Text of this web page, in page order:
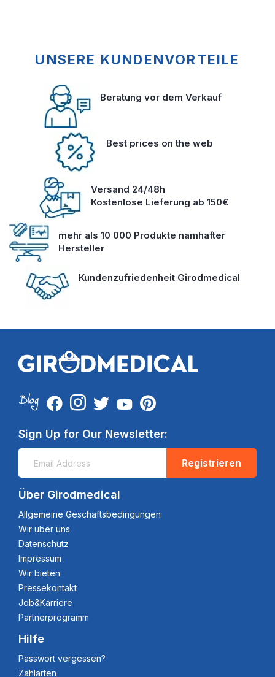
UNSERE KUNDENVORTEILE
Beratung vor dem Verkauf
Best prices on the web
Versand 24/48h
Kostenlose Lieferung ab 150€
mehr als 10 000 Produkte namhafter
Hersteller
Kundenzufriedenheit Girodmedical
Sign Up for Our Newsletter:
Registrieren
Über Girodmedical
Allgemeine Geschäftsbedingungen
Wir über uns
Datenschutz
Impressum
Wir bieten
Pressekontakt
Job&Karriere
Partnerprogramm
Hilfe
Passwort vergessen?
Zahlarten